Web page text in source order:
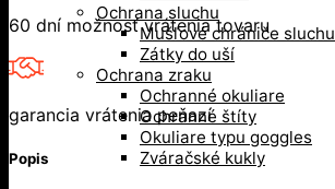
Ochrana sluchu
Mušľové chrániče sluchu
Zátky do uší
Ochrana zraku
Ochranné okuliare
Ochranné štíty
Okuliare typu goggles
Zváračské kukly
60 dní možnosť vrátenia tovaru
garancia vrátenia peňazí
Popis